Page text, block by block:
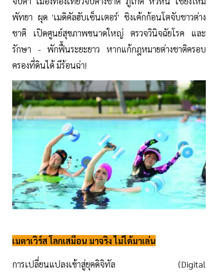
พัทยา ผุด 'เมดิคัลฮับเซ็นเตอร์' ชิงเค้กก้อนโตจับชาวต่าง
ชาติ เปิดศูนย์สุขภาพขนาดใหญ่ ตรวจวินิจฉัยโรค และ
รักษา - พักฟื้นระยะยาว หากแก้กฎหมายต่างชาติครอบ
ครองที่ดินได้ มีร้อนฉ่า!
เมตาเวิร์ส โลกเสมือน มาจริง ไม่ได้มาเล่น
การเปลี่ยนแปลงเข้าสู่ยุคดิจิทัล (Digital